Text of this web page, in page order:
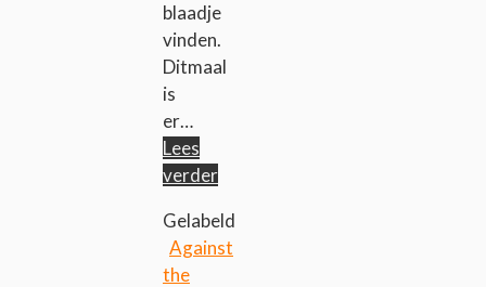
blaadje
vinden.
Ditmaal
is
er…
Lees
verder
Gelabeld
Against
the